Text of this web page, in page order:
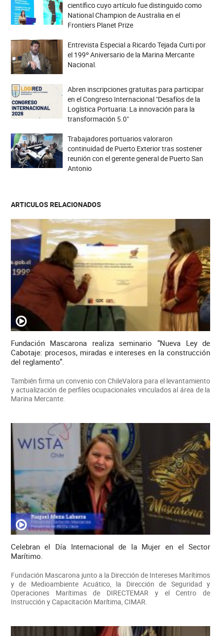
científico cuyo artículo fue distinguido como
National Champion de Australia en el
Frontiers Planet Prize
Entrevista Especial a Ricardo Tejada Curti por
el 199º Aniversario de la Marina Mercante
Nacional.
Abren inscripciones gratuitas para participar
en el Congreso Internacional "Desafíos de la
Logística Portuaria: La innovación para la
transformación 5.0"
Trabajadores portuarios valoraron
continuidad de Puerto Exterior tras sostener
reunión con el gerente general de Puerto San
Antonio
ARTICULOS RELACIONADOS
Fundación Mascarona realiza seminario “Nueva Ley de
Cabotaje: procesos, miradas e intereses en la construcción
del reglamento”.
También firma un convenio con ChileValora para el levantamiento
y actualización de perfiles ocupacionales vinculados al área de la
Marina Mercante.
Celebran el Día Internacional de la Mujer en el Sector
Marítimo.
Fundación Mascarona junto a la Dirección de Intereses Marítimos
y de Medioambiente Acuático, la Dirección de Seguridad y
Operaciones Marítimas de DIRECTEMAR y el Centro de
Instrucción y Capacitación Marítima, CIMAR.